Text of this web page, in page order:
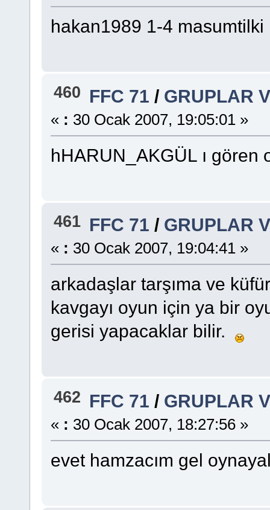
hakan1989 1-4 masumtilki
460 FFC 71 / GRUPLAR
« : 30 Ocak 2007, 19:05:01 »
hHARUN_AKGÜL ı gören
461 FFC 71 / GRUPLAR
« : 30 Ocak 2007, 19:04:41 »
arkadaşlar tarşıma ve
kavgayı oyun için ya bir
gerisi yapacaklar bilir.
462 FFC 71 / GRUPLAR
« : 30 Ocak 2007, 18:27:56 »
evet hamzacım gel